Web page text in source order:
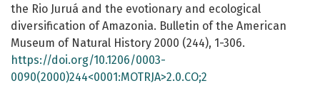
the Rio Juruá and the evotionary and ecological
diversification of Amazonia. Bulletin of the American
Museum of Natural History 2000 (244), 1-306.
https://doi.org/10.1206/0003-
0090(2000)244<0001:MOTRJA>2.0.CO;2